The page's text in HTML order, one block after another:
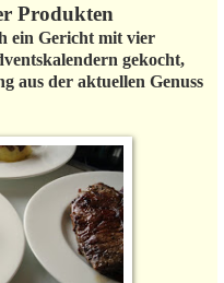
Produkten
ein Gericht mit vier
gekocht,
aus der aktuellen Genuss